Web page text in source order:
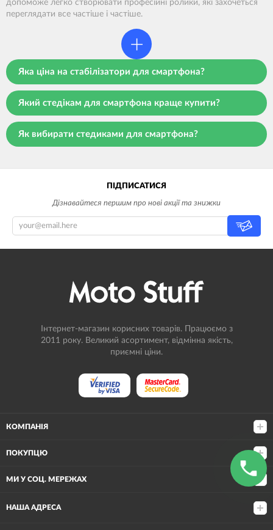
допоможе легко створювати професійні ролики, які захочеться
переглядати все частіше і частіше.
+
Яка ціна на стабілізатори для смартфона?
Який стедікам для смартфона краще купити?
Як вибирати стедиками для смартфона?
ПІДПИСАТИСЯ
Дізнавайтеся першим про нові акції та знижки
Інтернет-магазин корисних товарів. Працюємо з
2011 року. Великий асортимент, відмінна якість,
приємні ціни.
КОМПАНІЯ
ПОКУПЦЮ
МИ У СОЦ. МЕРЕЖАХ
НАША АДРЕСА